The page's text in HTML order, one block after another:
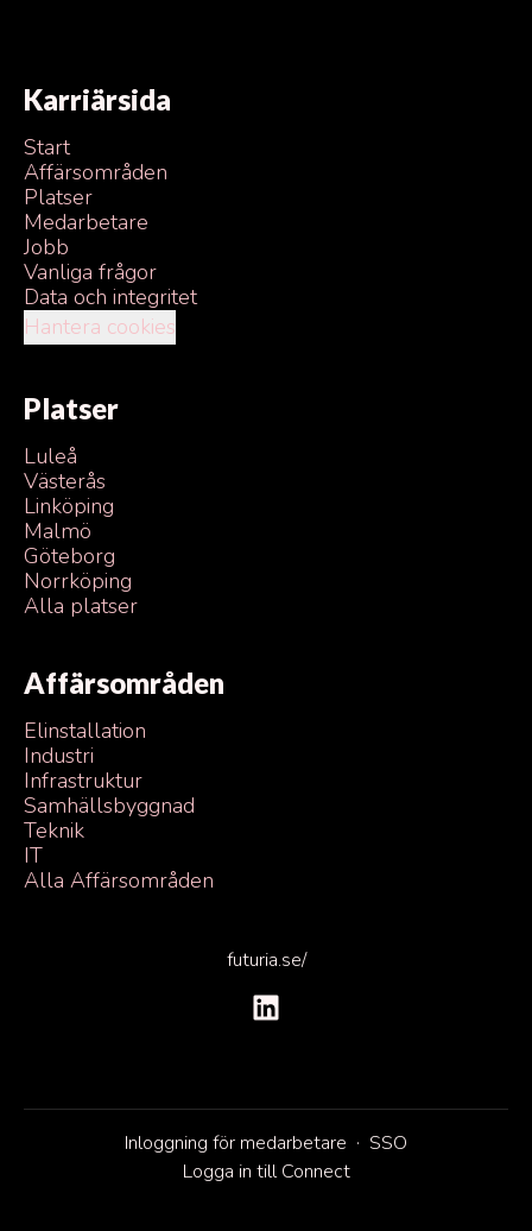
Karriärsida
Start
Affärsområden
Platser
Medarbetare
Jobb
Vanliga frågor
Data och integritet
Hantera cookies
Platser
Luleå
Västerås
Linköping
Malmö
Göteborg
Norrköping
Alla platser
Affärsområden
Elinstallation
Industri
Infrastruktur
Samhällsbyggnad
Teknik
IT
Alla Affärsområden
futuria.se/
Inloggning för medarbetare · SSO
Logga in till Connect